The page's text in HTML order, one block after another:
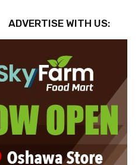
ADVERTISE WITH US: